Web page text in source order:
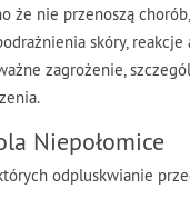
że nie przenoszą
skóry,
zagrożenie,
Niepołomice
odpluskwianie